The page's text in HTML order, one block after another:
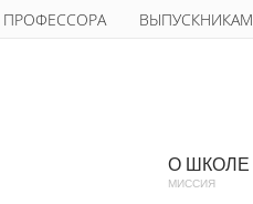
ПРОФЕССОРА ВЫПУСКНИКАМ
О ШКОЛЕ
МИССИЯ